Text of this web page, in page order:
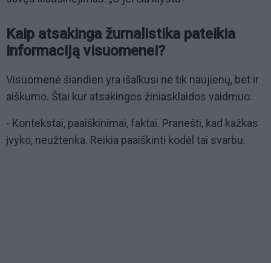
Kaip atsakinga žurnalistika pateikia
informaciją visuomenei?
Visuomenė šiandien yra išalkusi ne tik naujienų, bet ir
aiškumo. Štai kur atsakingos žiniasklaidos vaidmuo:
- Kontekstai, paaiškinimai, faktai. Pranešti, kad kažkas
įvyko, neužtenka. Reikia paaiškinti kodėl tai svarbu.